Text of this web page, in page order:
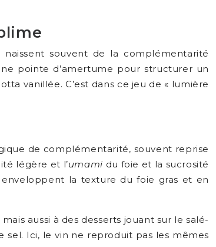
souvent de la complémentarité
pointe d’amertume pour structurer un
vanillée. C’est dans ce jeu de « lumière
de complémentarité, souvent reprise
légère et l’umami du foie et la sucrosité
la texture du foie gras et en
aussi à des desserts jouant sur le salé-
Ici, le vin ne reproduit pas les mêmes